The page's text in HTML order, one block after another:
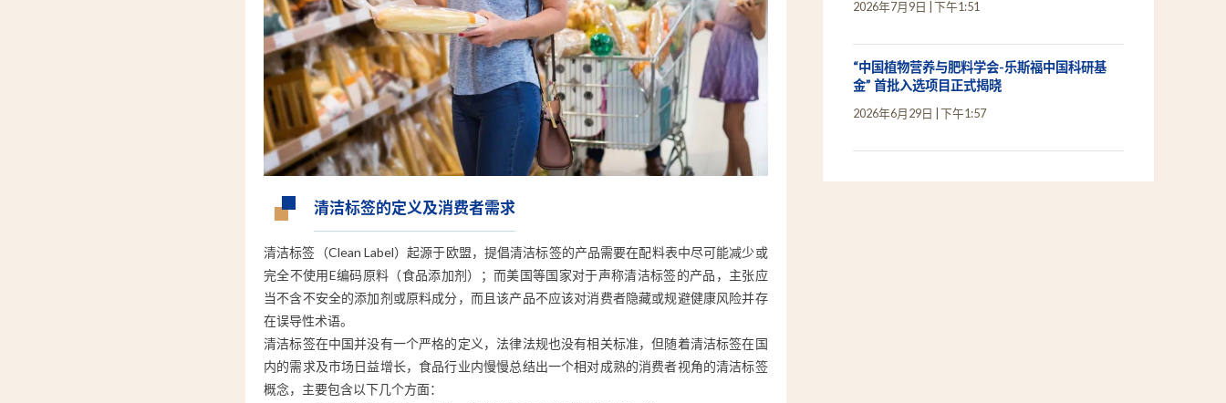
清洁标签的定义及消费者需求
清洁标签（Clean Label）起源于欧盟，提倡清洁标签的产品需要在配料表中尽可能减少或
完全不使用E编码原料（食品添加剂）；而美国等国家对于声称清洁标签的产品，主张应
当不含不安全的添加剂或原料成分，而且该产品不应该对消费者隐藏或规避健康风险并存
在误导性术语。
清洁标签在中国并没有一个严格的定义，法律法规也没有相关标准，但随着清洁标签在国
内的需求及市场日益增长，食品行业内慢慢总结出一个相对成熟的消费者视角的清洁标签
概念，主要包含以下几个方面：
2026年7月9日 下午1:51
“中国植物营养与肥料学会-乐斯福中国科研基
金” 首批入选项目正式揭晓
2026年6月29日 下午1:57